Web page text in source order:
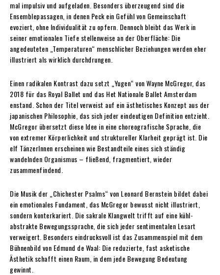
mal impulsiv und aufgeladen. Besonders überzeugend sind die
Ensemblepassagen, in denen Peck ein Gefühl von Gemeinschaft
evoziert, ohne Individualität zu opfern. Dennoch bleibt das Werk in
seiner emotionalen Tiefe stellenweise an der Oberfläche: Die
angedeuteten „Temperaturen“ menschlicher Beziehungen werden eher
illustriert als wirklich durchdrungen.
Einen radikalen Kontrast dazu setzt „Yugen“ von Wayne McGregor, das
2018 für das Royal Ballet und das Het Nationale Ballet Amsterdam
enstand. Schon der Titel verweist auf ein ästhetisches Konzept aus der
japanischen Philosophie, das sich jeder eindeutigen Definition entzieht.
McGregor übersetzt diese Idee in eine choreografische Sprache, die
von extremer Körperlichkeit und struktureller Klarheit geprägt ist. Die
elf TänzerInnen erscheinen wie Bestandteile eines sich ständig
wandelnden Organismus – fließend, fragmentiert, wieder
zusammenfindend.
Die Musik der „Chichester Psalms“ von Leonard Bernstein bildet dabei
ein emotionales Fundament, das McGregor bewusst nicht illustriert,
sondern konterkariert. Die sakrale Klangwelt trifft auf eine kühl-
abstrakte Bewegungssprache, die sich jeder sentimentalen Lesart
verweigert. Besonders eindrucksvoll ist das Zusammenspiel mit dem
Bühnenbild von Edmund de Waal: Die reduzierte, fast asketische
Ästhetik schafft einen Raum, in dem jede Bewegung Bedeutung
gewinnt.